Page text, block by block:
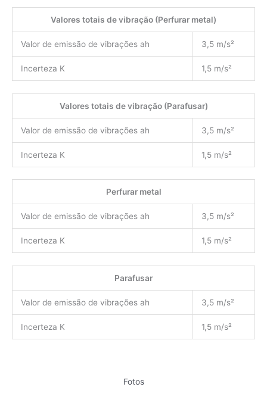
Fotos
Valores totais de vibração (Perfurar metal)
Valor de emissão de vibrações ah 3,5 m/s²
Incerteza K 1,5 m/s²
Valores totais de vibração (Parafusar)
Valor de emissão de vibrações ah 3,5 m/s²
Incerteza K 1,5 m/s²
Perfurar metal
Valor de emissão de vibrações ah 3,5 m/s²
Incerteza K 1,5 m/s²
Parafusar
Valor de emissão de vibrações ah 3,5 m/s²
Incerteza K 1,5 m/s²